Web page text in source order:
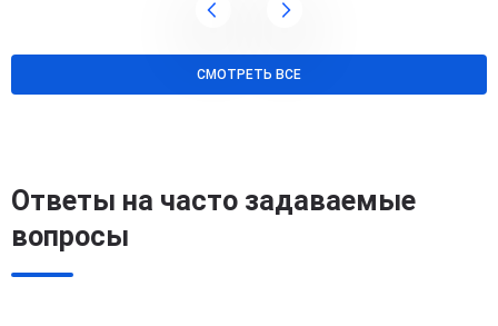
СМОТРЕТЬ ВСЕ
Ответы на часто задаваемые
вопросы